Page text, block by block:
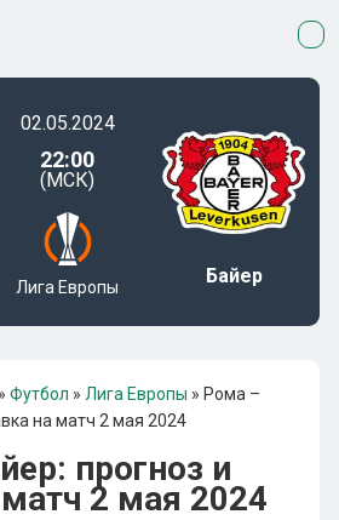
02.05.2024
22:00
(МСК)
Лига Европы Байер
» Футбол » Лига Европы » Рома –
на матч 2 мая 2024
прогноз и
2 мая 2024